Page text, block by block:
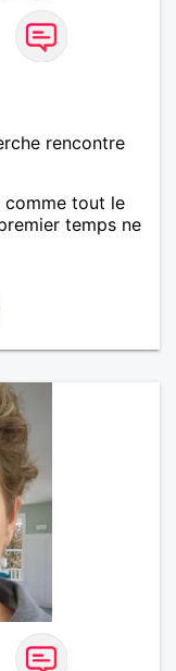
rencontre
comme tout le
temps ne